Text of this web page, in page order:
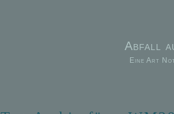
Abfall
Eine Art